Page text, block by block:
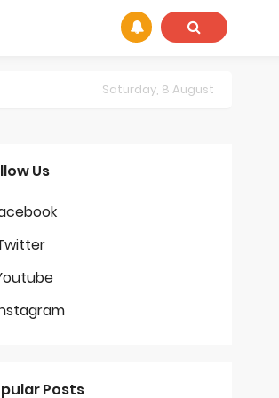
Saturday, 8 August
Us
Posts